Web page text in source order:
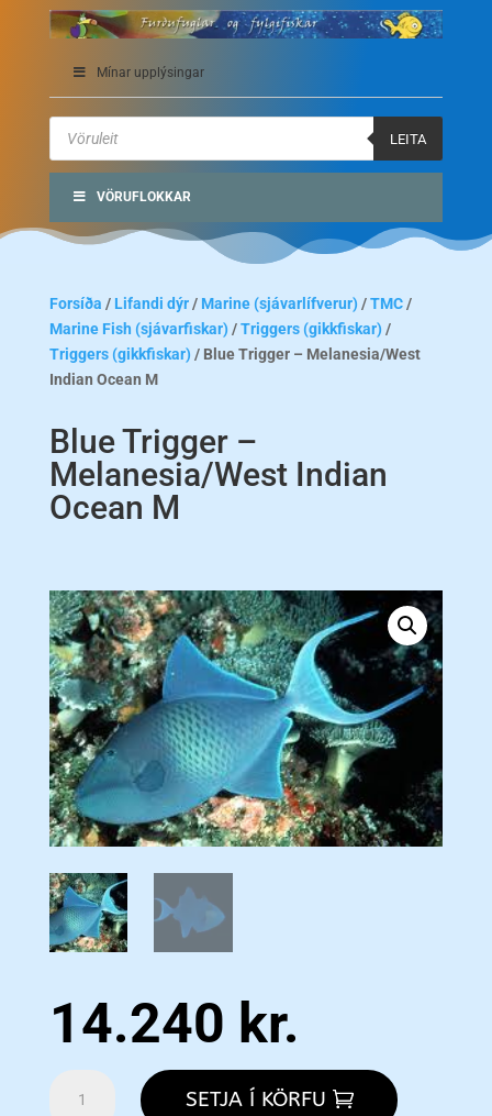
Mínar upplýsingar
Products
search
LEITA
VÖRUFLOKKAR
Forsíða / Lifandi dýr/ Marine (sjávarlífverur) /TMC/
Marine Fish (sjávarfiskar) /Triggers (gikkfiskar) /
Triggers (gikkfiskar) / Blue Trigger – Melanesia/West
Indian Ocean M
Blue Trigger –
Melanesia/West Indian
Ocean M
14.240 kr.
Trigger
SETJA Í KÖRFU